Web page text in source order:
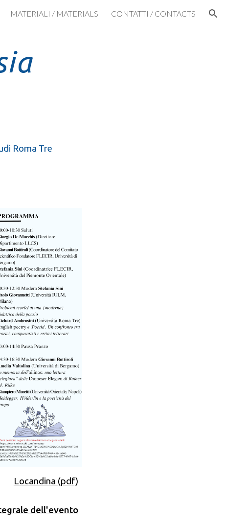
MATERIALI / MATERIALS CONTATTI / CONTACTS
Roma Tre
Locandina (pdf)
dell'evento